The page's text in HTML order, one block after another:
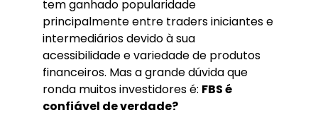
tem ganhado popularidade
principalmente entre traders iniciantes e
intermediários devido à sua
acessibilidade e variedade de produtos
financeiros. Mas a grande dúvida que
ronda muitos investidores é: FBS é
confiável de verdade?